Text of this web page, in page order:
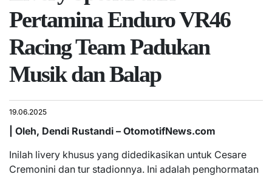
Pertamina Enduro VR46
Racing Team Padukan
Musik dan Balap
19.06.2025
| Oleh, Dendi Rustandi – OtomotifNews.com
Inilah livery khusus yang didedikasikan untuk Cesare
Cremonini dan tur stadionnya. Ini adalah penghormatan